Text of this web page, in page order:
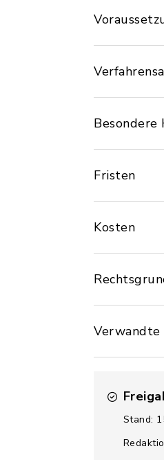
Besondere
Fristen
Kosten
Verwandte
Stand: